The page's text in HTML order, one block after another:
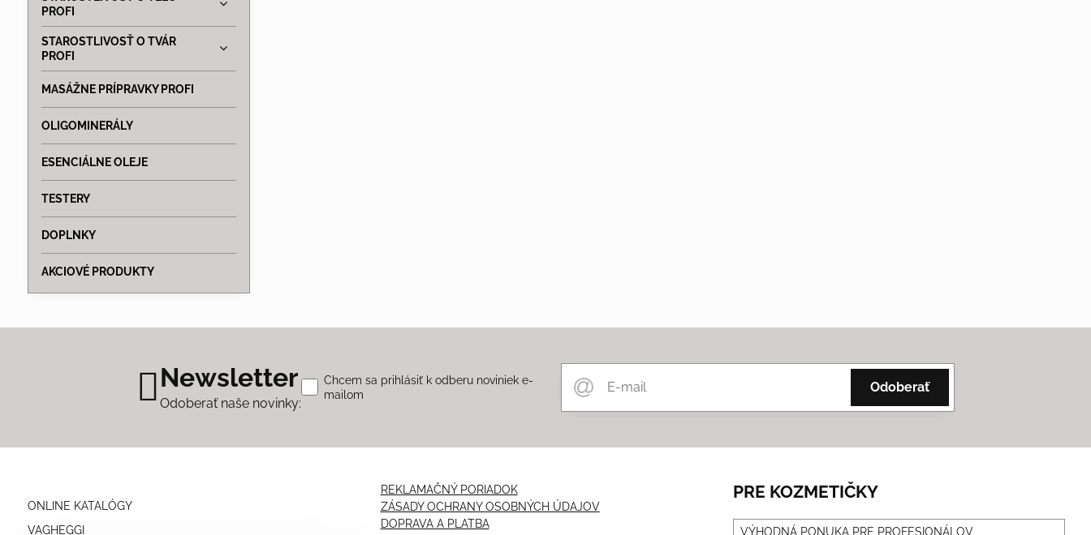
PROFI
STAROSTLIVOSŤ O TVÁR
PROFI
MASÁŽNE PRÍPRAVKY PROFI
OLIGOMINERÁLY
ESENCIÁLNE OLEJE
TESTERY
DOPLNKY
AKCIOVÉ PRODUKTY
Newsletter
Odoberať naše novinky:
Odoberať
Chcem sa prihlásiť k odberu noviniek e-
mailom
ONLINE KATALÓGY
VAGHEGGI
REKLAMAČNÝ PORIADOK
ZÁSADY OCHRANY OSOBNÝCH ÚDAJOV
DOPRAVA A PLATBA
PRE KOZMETIČKY
VÝHODNÁ PONUKA PRE PROFESIONÁLOV